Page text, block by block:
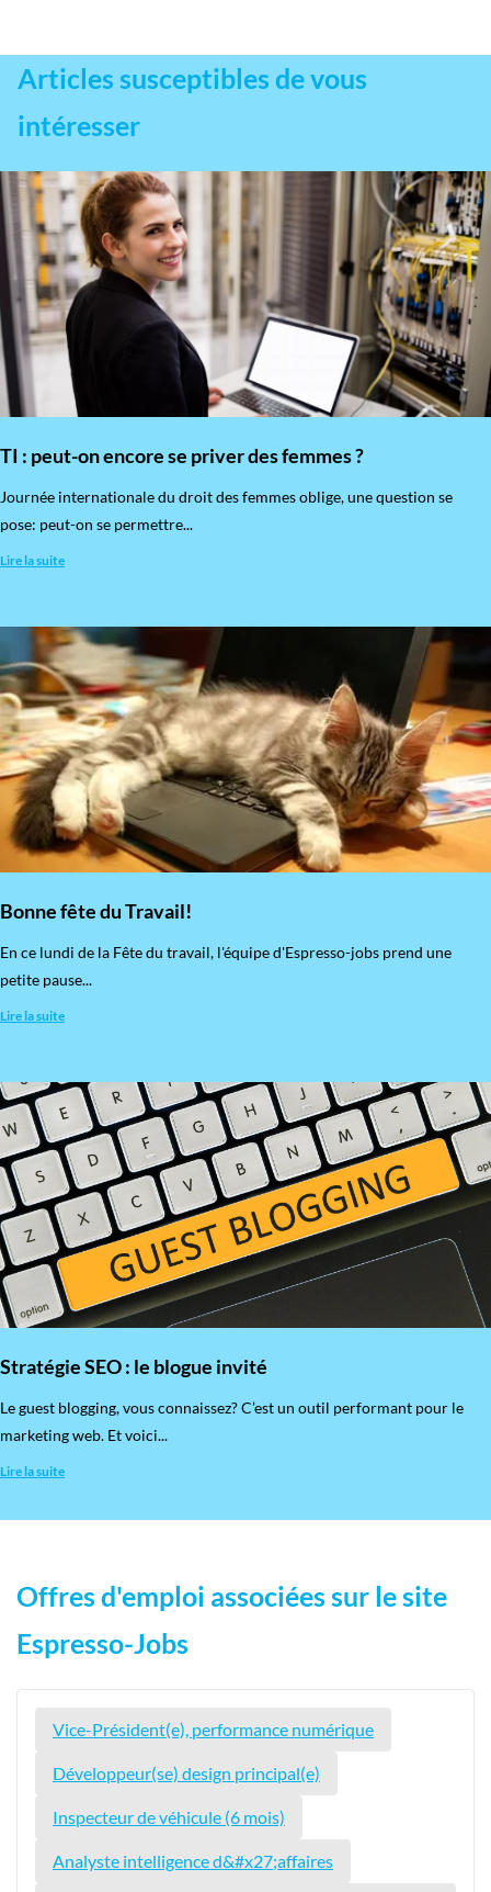
Articles susceptibles de vous
intéresser
TI : peut-on encore se priver des femmes ?
​Journée internationale du droit des femmes oblige, une question se
pose: peut-on se permettre...
Lire la suite
Bonne fête du Travail!
En ce lundi de la Fête du travail, l'équipe d'Espresso-jobs prend une
petite pause...
Lire la suite
Stratégie SEO : le blogue invité
​Le guest blogging, vous connaissez? C’est un outil performant pour le
marketing web. Et voici...
Lire la suite
Offres d'emploi associées sur le site
Espresso-Jobs
Vice-Président(e), performance numérique
Développeur(se) design principal(e)
Inspecteur de véhicule (6 mois)
Analyste intelligence d&#x27;affaires